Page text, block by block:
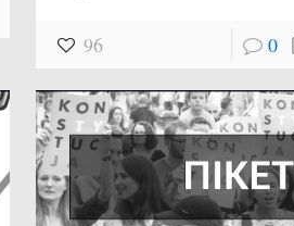
96 0